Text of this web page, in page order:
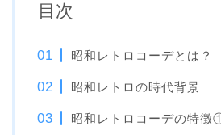
目次
昭和レトロコーデとは？
昭和レトロの時代背景
昭和レトロコーデの特徴